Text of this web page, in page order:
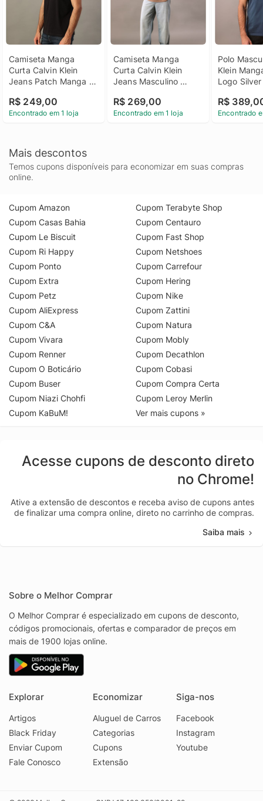
Camiseta Manga
Curta Calvin Klein
Jeans Patch Manga -
Manga Curta Calvin
Klein Jeans Patch
R$ 249,00
Encontrado em 1 loja
Camiseta Manga
Curta Calvin Klein
Jeans Masculino
Klein Manga - Caqui
Medio Camiseta
Medio p
R$ 269,00
Encontrado em 1 loja
Polo
Klein
Logo
Calvin
Curta
R$
Encontrado
Mais descontos
Temos cupons disponíveis para economizar em suas compras
online.
Cupom Amazon
Cupom Casas Bahia
Cupom Le Biscuit
Cupom Ri Happy
Cupom Ponto
Cupom Extra
Cupom Petz
Cupom AliExpress
Cupom C&A
Cupom Vivara
Cupom Renner
Cupom O Boticário
Cupom Buser
Cupom Niazi Chohfi
Cupom KaBuM!
Cupom Terabyte Shop
Cupom Centauro
Cupom Fast Shop
Cupom Netshoes
Cupom Carrefour
Cupom Hering
Cupom Nike
Cupom Zattini
Cupom Natura
Cupom Mobly
Cupom Decathlon
Cupom Cobasi
Cupom Compra Certa
Cupom Leroy Merlin
Ver mais cupons »
Acesse cupons de desconto direto
no Chrome!
Ative a extensão de descontos e receba aviso de cupons antes
de finalizar uma compra online, direto no carrinho de compras.
Saiba mais
Sobre o Melhor Comprar
O Melhor Comprar é especializado em cupons de desconto,
códigos promocionais, ofertas e comparador de preços em
mais de 1900 lojas online.
Explorar
Artigos
Black Friday
Enviar Cupom
Fale Conosco
Economizar
Aluguel de Carros
Categorias
Cupons
Extensão
Siga-nos
Facebook
Instagram
Youtube